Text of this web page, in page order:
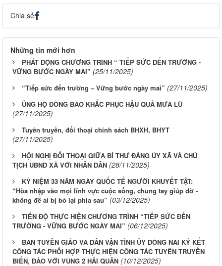
Chia sẻ
Những tin mới hơn
PHÁT ĐỘNG CHƯƠNG TRÌNH “ TIẾP SỨC ĐẾN TRƯỜNG -
VỮNG BƯỚC NGÀY MAI” (25/11/2025)
“Tiếp sức đến trường – Vững bước ngày mai” (27/11/2025)
ỦNG HỘ ĐỒNG BÀO KHẮC PHỤC HẬU QUẢ MƯA LŨ
(27/11/2025)
Tuyên truyền, đối thoại chính sách BHXH, BHYT
(27/11/2025)
HỘI NGHỊ ĐỐI THOẠI GIỮA BÍ THƯ ĐẢNG ỦY XÃ VÀ CHỦ
TỊCH UBND XÃ VỚI NHÂN DÂN (28/11/2025)
KỶ NIỆM 33 NĂM NGÀY QUỐC TẾ NGƯỜI KHUYẾT TẬT:
“Hòa nhập vào mọi lĩnh vực cuộc sống, chung tay giúp đỡ -
không để ai bị bỏ lại phía sau” (03/12/2025)
TIẾN ĐỘ THỰC HIỆN CHƯƠNG TRÌNH “TIẾP SỨC ĐẾN
TRƯỜNG - VỮNG BƯỚC NGÀY MAI” (06/12/2025)
BAN TUYÊN GIÁO VÀ DÂN VẬN TỈNH ỦY ĐỒNG NAI KÝ KẾT
CÔNG TÁC PHỐI HỢP THỰC HIỆN CÔNG TÁC TUYÊN TRUYỀN
BIỂN, ĐẢO VỚI VÙNG 2 HẢI QUÂN (10/12/2025)